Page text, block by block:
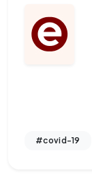
#covid-19